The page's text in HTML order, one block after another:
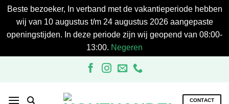
Beste bezoeker, In verband met de vakantieperiode hebben
wij van 10 augustus t/m 24 augustus 2026 aangepaste
openingstijden. In deze periode zijn wij geopend van 08:00-
13:00. Negeren
CONTACT